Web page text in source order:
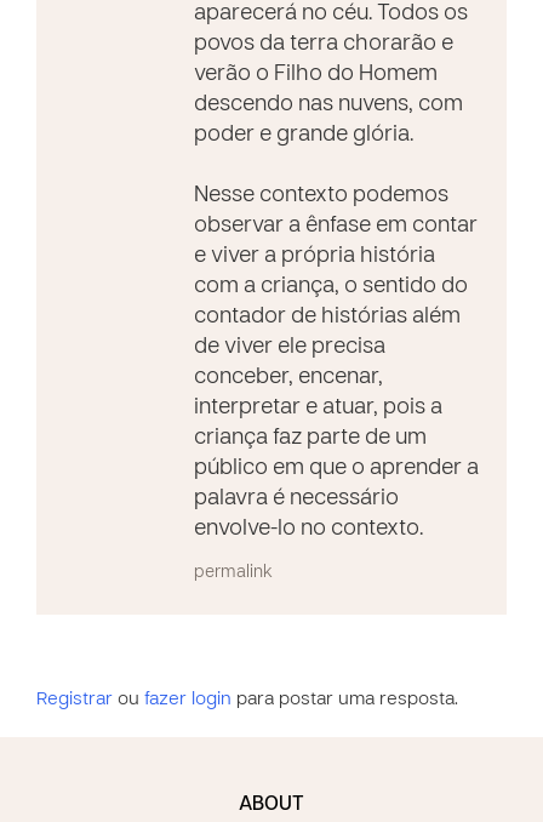
aparecerá no céu. Todos os
povos da terra chorarão e
verão o Filho do Homem
descendo nas nuvens, com
poder e grande glória.
Nesse contexto podemos
observar a ênfase em contar
e viver a própria história
com a criança, o sentido do
contador de histórias além
de viver ele precisa
conceber, encenar,
interpretar e atuar, pois a
criança faz parte de um
público em que o aprender a
palavra é necessário
envolve-lo no contexto.
permalink
Registrar ou fazer login para postar uma resposta.
ABOUT